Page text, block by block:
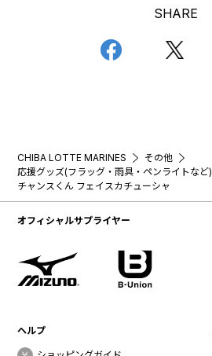
SHARE
CHIBA LOTTE MARINES
その他
応援グッズ(フラッグ・雨具・ペンライトなど)
チャンスくん フェイスカチューシャ
オフィシャルサプライヤー
ヘルプ